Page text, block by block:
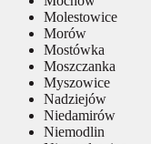
Molestowice
Morów
Mostówka
Moszczanka
Myszowice
Nadziejów
Niedamirów
Niemodlin